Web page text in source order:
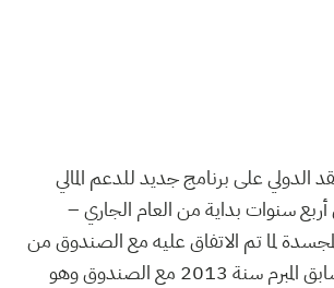
صندوق النقد الدولي على برنامج جديد للدعم المالي
على مدى أربع سنوات بداية من العام الجاري –
لما تم الاتفاق عليه مع الصندوق من
«اصلاحات هيكلية موجعة» مكمّلة للخطوات المنجزة بموجب الاتفاق السابق المبرم سنة 2013 مع الصندوق وهو